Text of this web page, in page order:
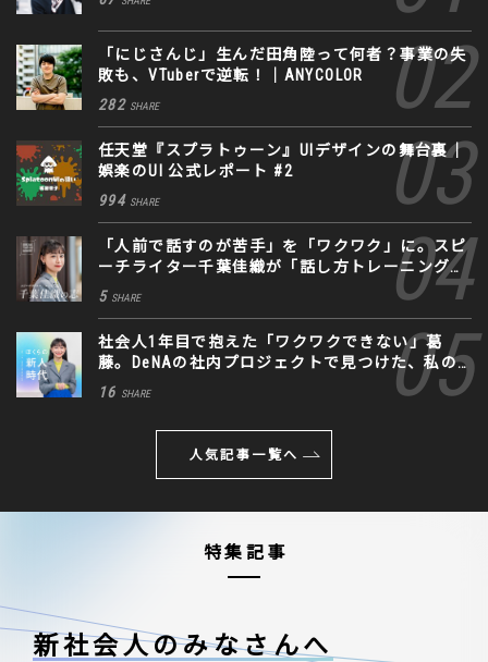
「にじさんじ」生んだ田角陸って何者？事業の失
敗も、VTuberで逆転！｜ANYCOLOR
282 SHARE
任天堂『スプラトゥーン』UIデザインの舞台裏｜
娯楽のUI 公式レポート #2
994 SHARE
「人前で話すのが苦手」を「ワクワク」に。スピ
ーチライター千葉佳織が「話し方トレーニング」
に込めた思い
5 SHARE
社会人1年目で抱えた「ワクワクできない」葛
藤。DeNAの社内プロジェクトで見つけた、私の
生きる道
16 SHARE
人気記事一覧へ
特集記事
新社会人のみなさんへ